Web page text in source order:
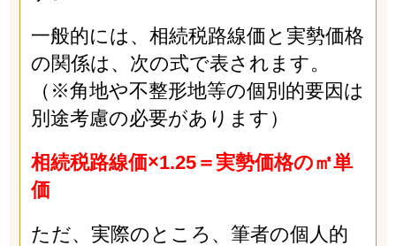
一般的には、相続税路線価と実勢価格
の関係は、次の式で表されます。
（※角地や不整形地等の個別的要因は
別途考慮の必要があります）
相続税路線価×1.25＝実勢価格の㎡単
価
ただ、実際のところ、筆者の個人的